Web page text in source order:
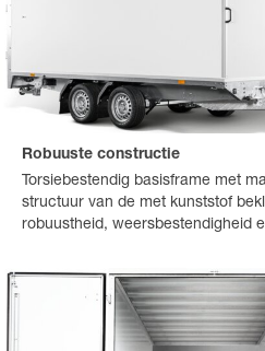
Robuuste constructie
Torsiebestendig basisframe met
structuur van de met kunststof
robuustheid, weersbestendigheid